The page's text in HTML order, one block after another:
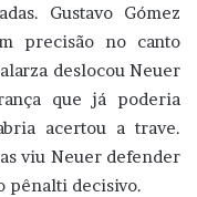
Gustavo Gómez
precisão no canto
deslocou Neuer
que já poderia
acertou a trave.
viu Neuer defender
pênalti decisivo.